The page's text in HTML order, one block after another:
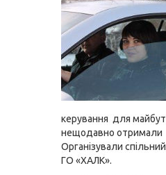
керування для
нещодавно отримали
Організували
ГО «ХАЛК».